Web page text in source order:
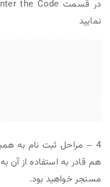
نمایید
4 – مراحل ثبت نام به
هم قادر به استفاده از
مسنجر خواهید بود.